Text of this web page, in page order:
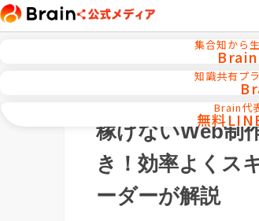
集合知から
知識共有プ
Brain代
無料
Webデザイン／
稼げないWeb制
き！効率よくス
ーダーが解説